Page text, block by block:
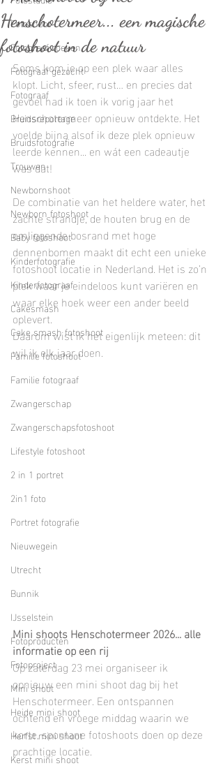
Fotoshoot
Fotograaf zoeken
Fotograaf gezocht
Fotograaf
Bruidsreportage
Bruidsfotografie
Trouwen
Newbornshoot
Newborn fotoshoot
Baby fotoshoot
Kinderfotografie
Kinderfotograaf
Cakesmash
Cake smash fotoshoot
Familie fotoshoot
Familie fotograaf
Zwangerschap
Zwangerschapsfotoshoot
Lifestyle fotoshoot
2 in 1 portret
2in1 foto
Portret fotografie
Nieuwegein
Utrecht
Bunnik
IJsselstein
Fotoproducten
Fotoproject
Mini shoot
Heide mini shoot
Herfst mini shoot
Kerst mini shoot
Henschotermeer... een magische
fotoshoot in de natuur
Soms kom je op een plek waar alles
klopt. Licht, sfeer, rust… en precies dat
gevoel had ik toen ik vorig jaar het
Henschotermeer opnieuw ontdekte. Het
voelde bijna alsof ik deze plek opnieuw
leerde kennen... en wát een cadeautje
was dat!
De combinatie van het heldere water, het
zachte strandje, de houten brug en de
omliggende bosrand met hoge
dennenbomen maakt dit echt een unieke
fotoshoot locatie in Nederland. Het is zo’n
plek waar je eindeloos kunt variëren en
waar elke hoek weer een ander beeld
oplevert.
Daarom wist ik het eigenlijk meteen: dit
wil ik elk jaar doen.
Mini shoots Henschotermeer 2026... alle
informatie op een rij
Op zaterdag 23 mei organiseer ik
opnieuw een mini shoot dag bij het
Henschotermeer. Een ontspannen
ochtend en vroege middag waarin we
korte, spontane fotoshoots doen op deze
prachtige locatie.